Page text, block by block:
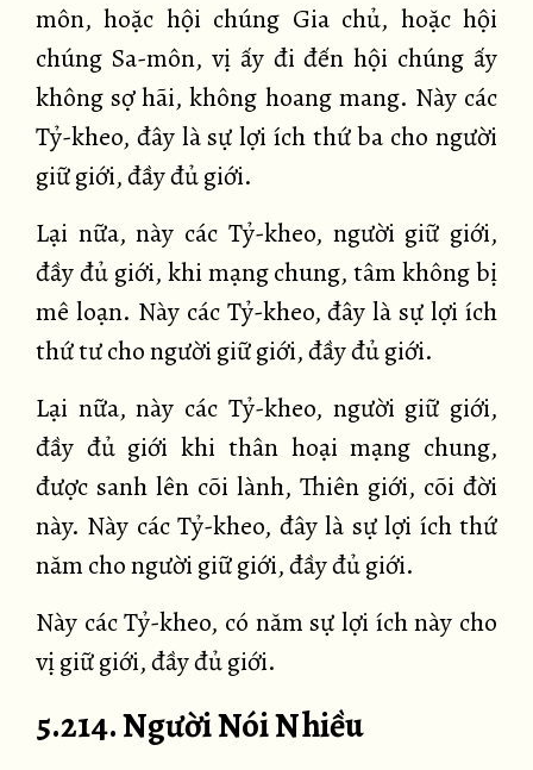
môn, hoặc hội chúng Gia chủ, hoặc hội
chúng Sa-môn, vị ấy đi đến hội chúng ấy
không sợ hãi, không hoang mang. Này các
Tỷ-kheo, đây là sự lợi ích thứ ba cho người
giữ giới, đầy đủ giới.
Lại nữa, này các Tỷ-kheo, người giữ giới,
đầy đủ giới, khi mạng chung, tâm không bị
mê loạn. Này các Tỷ-kheo, đây là sự lợi ích
thứ tư cho người giữ giới, đầy đủ giới.
Lại nữa, này các Tỷ-kheo, người giữ giới,
đầy đủ giới khi thân hoại mạng chung,
được sanh lên cõi lành, Thiên giới, cõi đời
này. Này các Tỷ-kheo, đây là sự lợi ích thứ
năm cho người giữ giới, đầy đủ giới.
Này các Tỷ-kheo, có năm sự lợi ích này cho
vị giữ giới, đầy đủ giới.
5.214. Người Nói Nhiều